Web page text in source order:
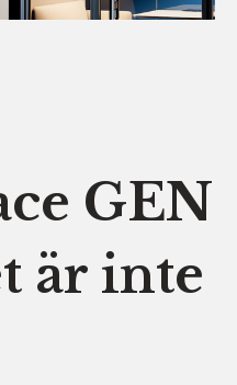
GEN
är inte